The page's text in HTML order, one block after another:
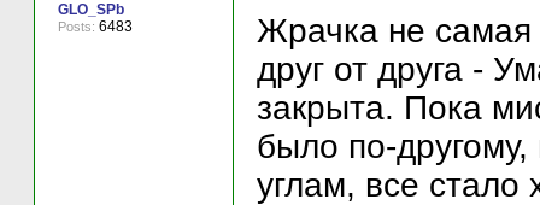
GLO_SPb
Posts: 6483
Жрачка не самая
друг от друга -
закрыта. Пока
было по-
углам, все стало